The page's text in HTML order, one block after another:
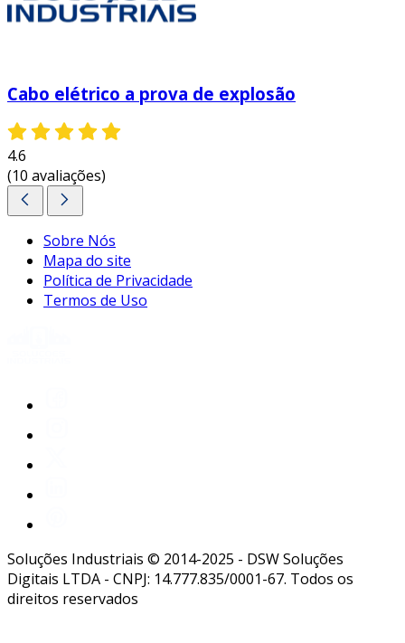
Cabo elétrico a prova de explosão
4.6
(10 avaliações)
Sobre Nós
Mapa do site
Política de Privacidade
Termos de Uso
Soluções Industriais © 2014-2025 - DSW Soluções
Digitais LTDA - CNPJ: 14.777.835/0001-67. Todos os
direitos reservados